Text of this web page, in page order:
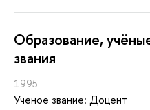
Oбразование,
звания
1995
Ученое звание: Доцент